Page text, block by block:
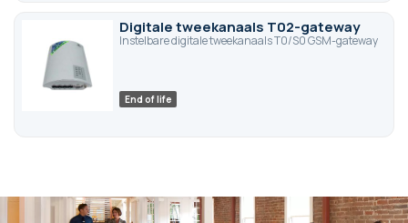
Digitale tweekanaals T02-gateway
Instelbare digitale tweekanaals T0/S0 GSM-gateway
End of life